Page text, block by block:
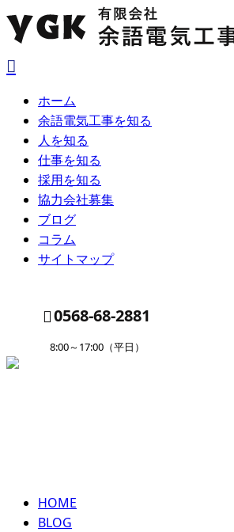
ホーム
余語電気工事を知る
人を知る
仕事を知る
採用を知る
協力会社募集
ブログ
コラム
サイトマップ
0568-68-2881
8:00～17:00（平日）
HOME
BLOG